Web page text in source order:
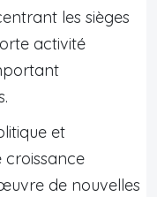
les sièges
activité
et
croissance
de nouvelles